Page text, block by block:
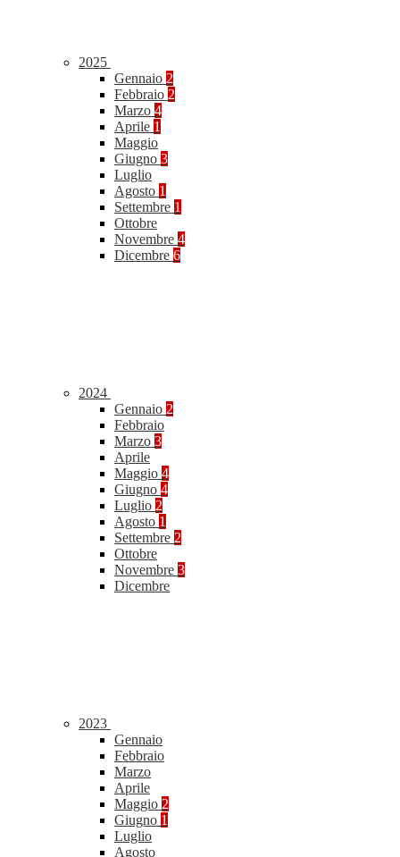
2025
Gennaio 2
Febbraio 2
Marzo 4
Aprile 1
Maggio
Giugno 3
Luglio
Agosto 1
Settembre 1
Ottobre
Novembre 4
Dicembre 6
2024
Gennaio 2
Febbraio
Marzo 3
Aprile
Maggio 4
Giugno 4
Luglio 2
Agosto 1
Settembre 2
Ottobre
Novembre 3
Dicembre
2023
Gennaio
Febbraio
Marzo
Aprile
Maggio 2
Giugno 1
Luglio
Agosto